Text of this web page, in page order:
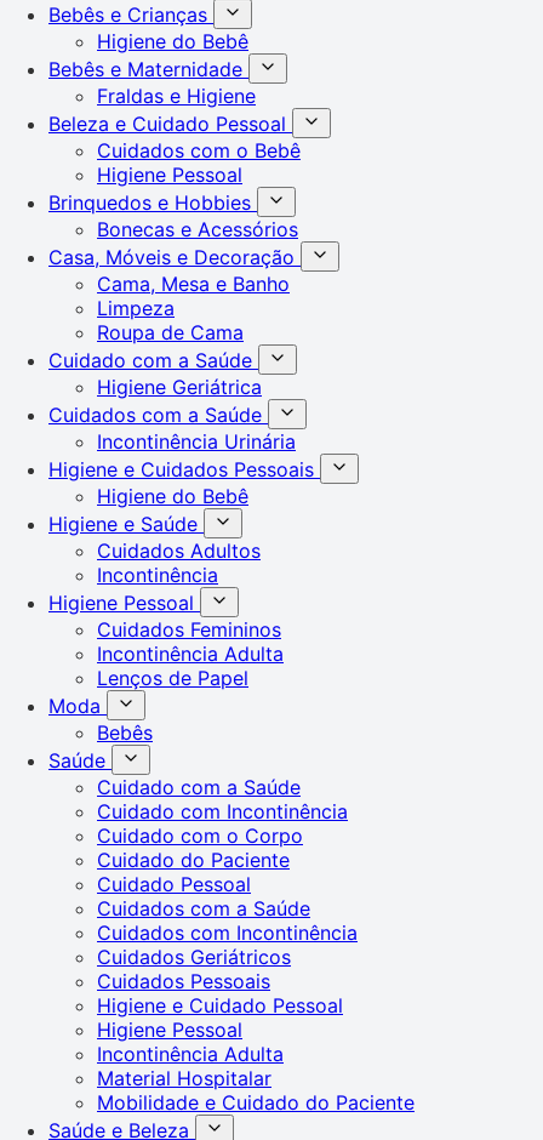
Bebês e Crianças
Higiene do Bebê
Bebês e Maternidade
Fraldas e Higiene
Beleza e Cuidado Pessoal
Cuidados com o Bebê
Higiene Pessoal
Brinquedos e Hobbies
Bonecas e Acessórios
Casa, Móveis e Decoração
Cama, Mesa e Banho
Limpeza
Roupa de Cama
Cuidado com a Saúde
Higiene Geriátrica
Cuidados com a Saúde
Incontinência Urinária
Higiene e Cuidados Pessoais
Higiene do Bebê
Higiene e Saúde
Cuidados Adultos
Incontinência
Higiene Pessoal
Cuidados Femininos
Incontinência Adulta
Lenços de Papel
Moda
Bebês
Saúde
Cuidado com a Saúde
Cuidado com Incontinência
Cuidado com o Corpo
Cuidado do Paciente
Cuidado Pessoal
Cuidados com a Saúde
Cuidados com Incontinência
Cuidados Geriátricos
Cuidados Pessoais
Higiene e Cuidado Pessoal
Higiene Pessoal
Incontinência Adulta
Material Hospitalar
Mobilidade e Cuidado do Paciente
Saúde e Beleza